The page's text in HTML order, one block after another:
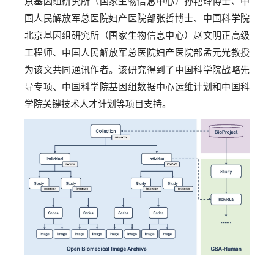
国人民解放军总医院妇产医院部张哲博士、中国科学院
北京基因组研究所（国家生物信息中心）赵文明正高级
工程师、中国人民解放军总医院妇产医院部孟元光教授
为该文共同通讯作者。该研究得到了中国科学院战略先
导专项、中国科学院基因组数据中心运维计划和中国科
学院关键技术人才计划等项目支持。